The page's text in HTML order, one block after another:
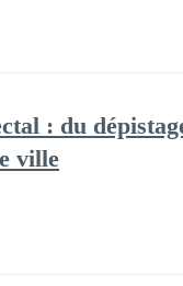
: du
ville